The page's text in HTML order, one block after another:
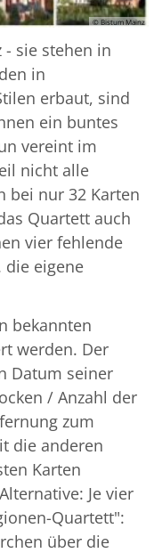
© Bistum Mainz
- sie stehen in
in
erbaut, sind
ein buntes
vereint im
nicht alle
bei nur 32 Karten
Quartett auch
vier fehlende
die eigene
bekannten
werden. Der
Datum seiner
/ Anzahl der
zum
die anderen
Karten
Je vier
Quartett":
über die